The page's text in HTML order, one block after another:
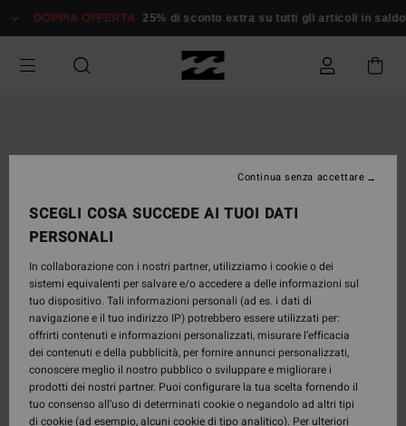
alle
prodotto
DOPPIA OFFERTA 25% di sconto extra su tutti gli articoli in saldo*
SCEGLI COSA SUCCEDE AI TUOI DATI
PERSONALI
In collaborazione con i nostri partner, utilizziamo i cookie o dei
sistemi equivalenti per salvare e/o accedere a delle informazioni sul
tuo dispositivo. Tali informazioni personali (ad es. i dati di
navigazione e il tuo indirizzo IP) potrebbero essere utilizzati per:
offrirti contenuti e informazioni personalizzati, misurare l’efficacia
dei contenuti e della pubblicità, per fornire annunci personalizzati,
conoscere meglio il nostro pubblico o sviluppare e migliorare i
prodotti dei nostri partner. Puoi configurare la tua scelta fornendo il
tuo consenso all’uso di determinati cookie o negandolo ad altri tipi
di cookie (ad esempio, alcuni cookie di tipo analitico). Per ulteriori
Continua senza accettare